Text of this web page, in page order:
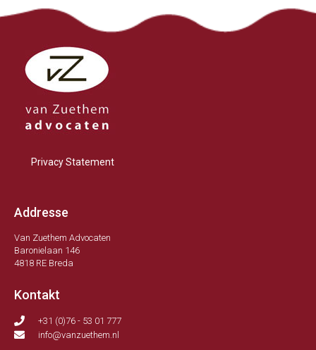
Privacy Statement
Addresse
Van Zuethem Advocaten
Baronielaan 146
4818 RE Breda
Kontakt
+31 (0)76 - 53 01 777
info@vanzuethem.nl